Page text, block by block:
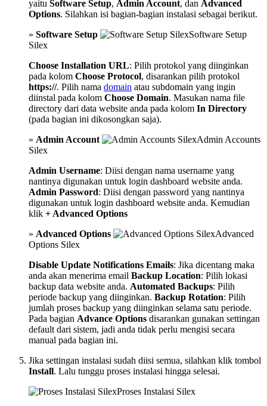
yaitu Software Setup, Admin Account, dan Advanced
Options. Silahkan isi bagian-bagian instalasi sebagai berikut.
» Software Setup
Software Setup
Silex
Choose Installation URL: Pilih protokol yang diinginkan
pada kolom Choose Protocol, disarankan pilih protokol
https://. Pilih nama domain atau subdomain yang ingin
diinstal pada kolom Choose Domain. Masukan nama file
directory dari data website anda pada kolom In Directory
(pada bagian ini dikosongkan saja).
» Admin Account
Admin Accounts
Silex
Admin Username: Diisi dengan nama username yang
nantinya digunakan untuk login dashboard website anda.
Admin Password: Diisi dengan password yang nantinya
digunakan untuk login dashboard website anda. Kemudian
klik + Advanced Options
» Advanced Options
Advanced
Options Silex
Disable Update Notifications Emails: Jika dicentang maka
anda akan menerima email Backup Location: Pilih lokasi
backup data website anda. Automated Backups: Pilih
periode backup yang diinginkan. Backup Rotation: Pilih
jumlah proses backup yang diinginkan selama satu periode.
Pada bagian Advance Options disarankan gunakan settingan
default dari sistem, jadi anda tidak perlu mengisi secara
manual pada bagian ini.
Jika settingan instalasi sudah diisi semua, silahkan klik tombol
Install. Lalu tunggu proses instalasi hingga selesai.
Proses Instalasi Silex